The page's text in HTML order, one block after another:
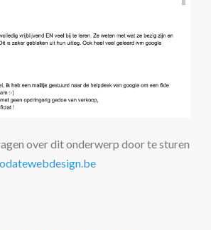
over dit onderwerp door te sturen